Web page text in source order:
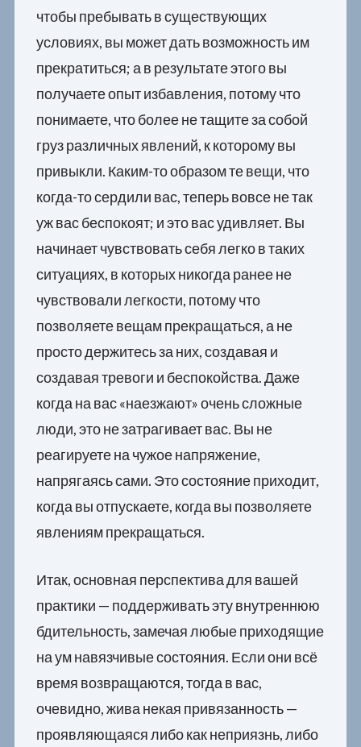
чтобы пребывать в существующих
условиях, вы может дать возможность им
прекратиться; а в результате этого вы
получаете опыт избавления, потому что
понимаете, что более не тащите за собой
груз различных явлений, к которому вы
привыкли. Каким-то образом те вещи, что
когда-то сердили вас, теперь вовсе не так
уж вас беспокоят; и это вас удивляет. Вы
начинает чувствовать себя легко в таких
ситуациях, в которых никогда ранее не
чувствовали легкости, потому что
позволяете вещам прекращаться, а не
просто держитесь за них, создавая и
создавая тревоги и беспокойства. Даже
когда на вас «наезжают» очень сложные
люди, это не затрагивает вас. Вы не
реагируете на чужое напряжение,
напрягаясь сами. Это состояние приходит,
когда вы отпускаете, когда вы позволяете
явлениям прекращаться.
Итак, основная перспектива для вашей
практики — поддерживать эту внутреннюю
бдительность, замечая любые приходящие
на ум навязчивые состояния. Если они всё
время возвращаются, тогда в вас,
очевидно, жива некая привязанность —
проявляющаяся либо как неприязнь, либо